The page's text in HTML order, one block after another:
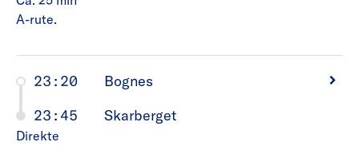
A-rute.
23:20
Bognes
23:45
Skarberget
Direkte